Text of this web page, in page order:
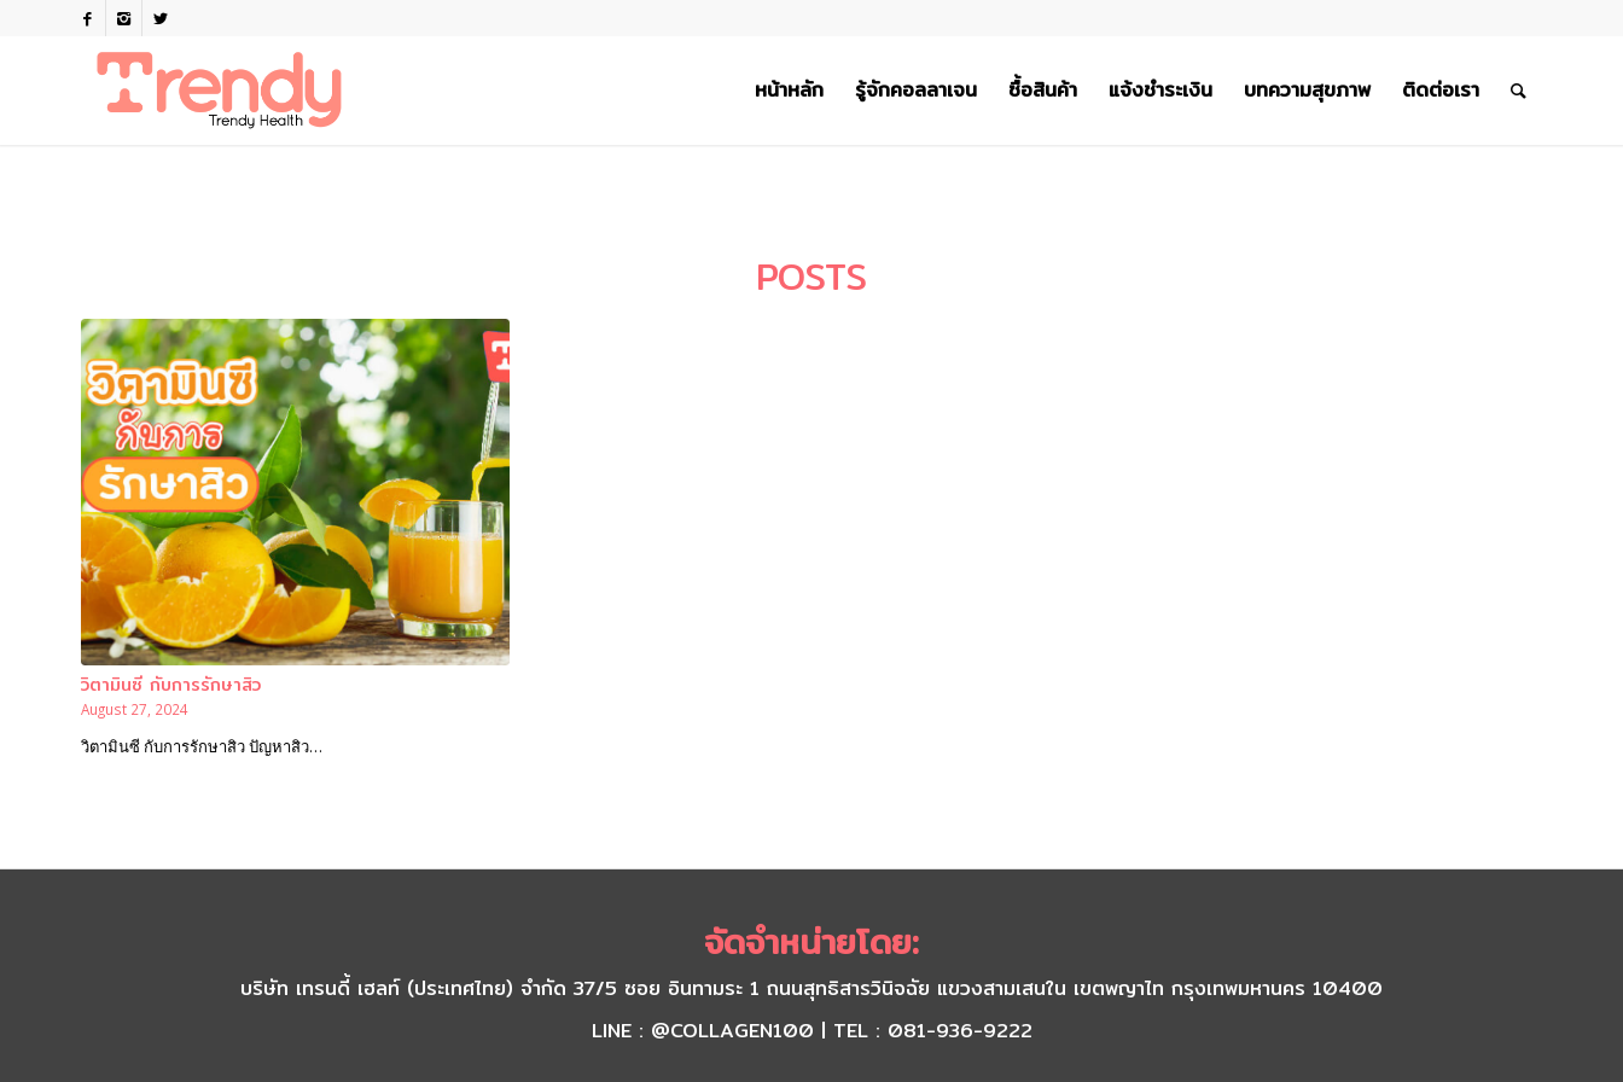
หน้าหลัก รู้จักคอลลาเจน ซื้อสินค้า แจ้งชำระเงิน บทความสุขภาพ ติดต่อเรา
POSTS
วิตามินซี กับการรักษาสิว
August 27, 2024
วิตามินซี กับการรักษาสิว ปัญหาสิว…
จัดจำหน่ายโดย:
บริษัท เทรนดี้ เฮลท์ (ประเทศไทย) จำกัด 37/5 ซอย อินทามระ 1 ถนนสุทธิสารวินิจฉัย แขวงสามเสนใน เขตพญาไท กรุงเทพมหานคร 10400
LINE : @COLLAGEN100 | TEL : 081-936-9222